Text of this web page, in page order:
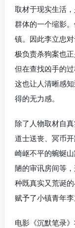
取材于现实生活
群体的一个缩影
镇。因此李立忠
极负责杀狗案也
但在查找凶手的
这也让人清晰感
得的无力感。
除了人物取材自
道士送丧、冥币
崎岖不平的蜿蜒
陋的审讯房间等
种既真实又荒诞
赋予了小镇青年
电影《沉默笔录